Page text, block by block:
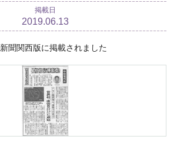
掲載日
2019.06.13
聞関西版に掲載されました